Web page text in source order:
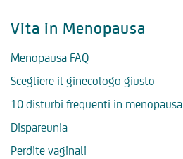
Vita in Menopausa
Menopausa FAQ
Scegliere il ginecologo giusto
10 disturbi frequenti in menopausa
Dispareunia
Perdite vaginali